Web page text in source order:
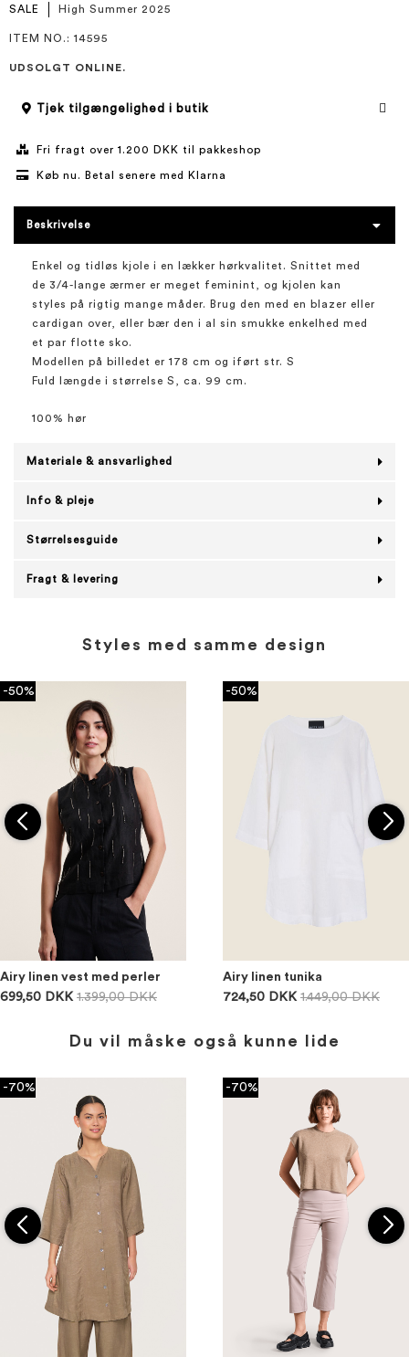
SALE High Summer 2025
ITEM NO. : 14595
UDSOLGT ONLINE.
Tjek tilgængelighed i butik
Fri fragt over 1.200 DKK til pakkeshop
Køb nu. Betal senere med Klarna
Beskrivelse
Enkel og tidløs kjole i en lækker hørkvalitet. Snittet med
de 3/4-lange ærmer er meget feminint, og kjolen kan
styles på rigtig mange måder. Brug den med en blazer eller
cardigan over, eller bær den i al sin smukke enkelhed med
et par flotte sko.
Modellen på billedet er 178 cm og iført str. S
Fuld længde i størrelse S, ca. 99 cm.
100% hør
Materiale & ansvarlighed
Info & pleje
Størrelsesguide
Fragt & levering
Styles med samme design
-50%
Airy linen vest med perler
699,50 DKK 1.399,00 DKK
-50%
Airy linen tunika
724,50 DKK 1.449,00 DKK
Du vil måske også kunne lide
-70% -70%